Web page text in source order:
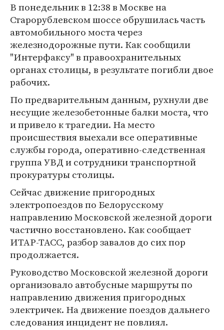
В понедельник в 12:38 в Москве на
Старорублевском шоссе обрушилась часть
автомобильного моста через
железнодорожные пути. Как сообщили
"Интерфаксу" в правоохранительных
органах столицы, в результате погибли двое
рабочих.
По предварительным данным, рухнули две
несущие железобетонные балки моста, что
и привело к трагедии. На место
происшествия выехали все оперативные
службы города, оперативно-следственная
группа УВД и сотрудники транспортной
прокуратуры столицы.
Сейчас движение пригородных
электропоездов по Белорусскому
направлению Московской железной дороги
частично восстановлено. Как сообщает
ИТАР-ТАСС, разбор завалов до сих пор
продолжается.
Руководство Московской железной дороги
организовало автобусные маршруты по
направлению движения пригородных
электричек. На движение поездов дальнего
следования инцидент не повлиял.